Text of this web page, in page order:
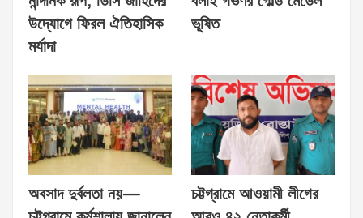
উদ্যোগে ফিরল ঐতিহাসিক
মর্যাদা
ভূষিত
অবসাদ দুর্বলতা নয়—
চট্টগ্রামে আওয়ামী লীগের